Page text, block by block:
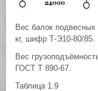
Вес балок подвесных
кг, шифр Т-Э10-80/85.
Вес
ГОСТ Т 890-67.
Таблица 1.9